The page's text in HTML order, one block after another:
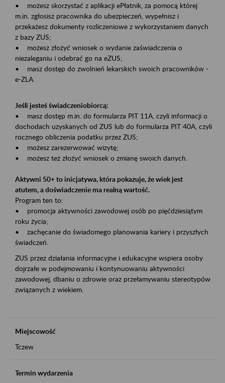
• możesz skorzystać z aplikacji ePłatnik, za pomocą której
m.in. zgłosisz pracownika do ubezpieczeń, wypełnisz i
przekażesz dokumenty rozliczeniowe z wykorzystaniem danych
z bazy ZUS;
• możesz złożyć wniosek o wydanie zaświadczenia o
niezaleganiu i odebrać go na eZUS;
• masz dostęp do zwolnień lekarskich swoich pracowników -
e-ZLA.
Jeśli jesteś świadczeniobiorcą:
• masz dostęp m.in. do formularza PIT 11A, czyli informacji o
dochodach uzyskanych od ZUS lub do formularza PIT 40A, czyli
rocznego obliczenia podatku przez ZUS;
• możesz zarezerwować wizytę;
• możesz też złożyć wniosek o zmianę swoich danych.
Aktywni 50+ to inicjatywa, która pokazuje, że wiek jest
atutem, a doświadczenie ma realną wartość.
Program ten to:
• promocja aktywności zawodowej osób po pięćdziesiątym
roku życia;
• zachęcanie do świadomego planowania kariery i przyszłych
świadczeń.
ZUS przez działania informacyjne i edukacyjne wspiera osoby
dojrzałe w podejmowaniu i kontynuowaniu aktywności
zawodowej, dbaniu o zdrowie oraz przełamywaniu stereotypów
związanych z wiekiem.
Miejscowość
Tczew
Termin wydarzenia